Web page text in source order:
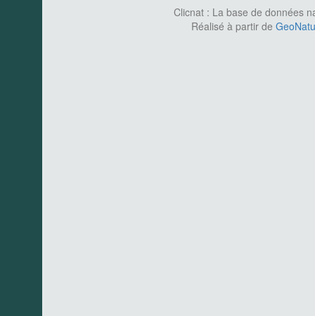
Clicnat : La base de données
Réalisé à partir de